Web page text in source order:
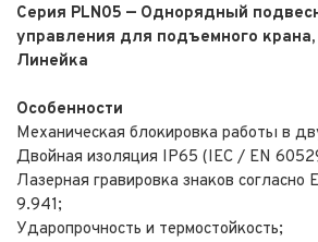
Серия PLN05 — Однорядный
управления для подъемного
Линейка
Особенности
Механическая блокировка работы в
Двойная изоляция IP65 (IEC / EN
Лазерная гравировка знаков согласно
9.941;
Ударопрочность и термостойкость;